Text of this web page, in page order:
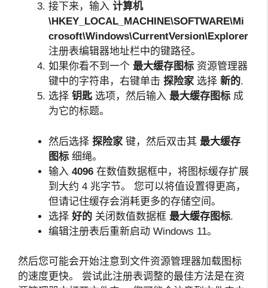
接下来，输入 计算机
\HKEY_LOCAL_MACHINE\SOFTWARE\Mi
crosoft\Windows\CurrentVersion\Explorer
注册表编辑器地址栏中的键路径。
如果你看不到一个 最大缓存图标 资源管理器
键中的字符串，右键单击 探险家 选择 新的.
选择 钥匙选项，然后输入 最大缓存图标 成
为它的标题。
然后选择 探险家 键，然后双击其 最大缓存
图标 细绳。
输入 4096 在数值数据框中，将图标缓存扩展
到大约 4 兆字节。 您可以将值设置得更高，
但请记住缓存会消耗更多的存储空间。
选择 好的 关闭数值数据框 最大缓存图标.
编辑注册表后重新启动 Windows 11。
然后您可能会开始注意到文件资源管理器加载图标
的速度更快。 尝试此注册表调整的最佳方法是在资